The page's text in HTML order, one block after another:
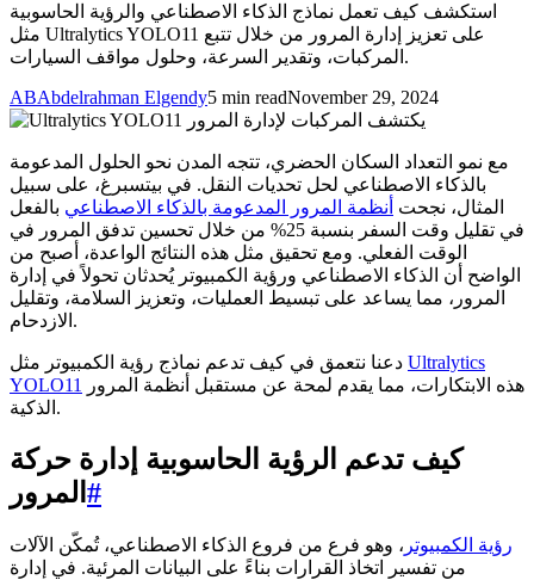
استكشف كيف تعمل نماذج الذكاء الاصطناعي والرؤية الحاسوبية
مثل Ultralytics YOLO11 على تعزيز إدارة المرور من خلال تتبع
المركبات، وتقدير السرعة، وحلول مواقف السيارات.
ABAbdelrahman Elgendy5 min readNovember 29, 2024
مع نمو التعداد السكان الحضري، تتجه المدن نحو الحلول المدعومة
بالذكاء الاصطناعي لحل تحديات النقل. في بيتسبرغ، على سبيل
المثال، نجحت أنظمة المرور المدعومة بالذكاء الاصطناعي بالفعل
في تقليل وقت السفر بنسبة 25% من خلال تحسين تدفق المرور في
الوقت الفعلي. ومع تحقيق مثل هذه النتائج الواعدة، أصبح من
الواضح أن الذكاء الاصطناعي ورؤية الكمبيوتر يُحدثان تحولاً في إدارة
المرور، مما يساعد على تبسيط العمليات، وتعزيز السلامة، وتقليل
الازدحام.
Ultralytics
YOLO11
الذكية.
كيف تدعم الرؤية الحاسوبية إدارة حركة
المرور #
رؤية الكمبيوتر ، وهو فرع من فروع الذكاء الاصطناعي، تُمكّن الآلات
من تفسير اتخاذ القرارات بناءً على البيانات المرئية. في إدارة